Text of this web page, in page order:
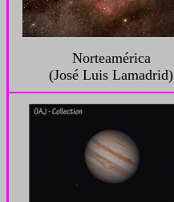
Norteamérica
(José Luis Lamadrid)